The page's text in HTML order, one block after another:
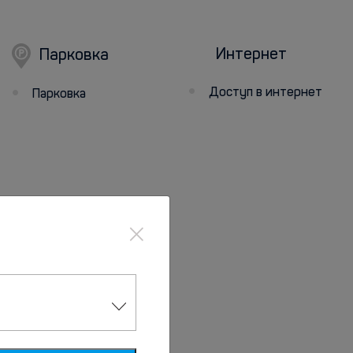
Парковка
Парковка
Интернет
Доступ в интернет
×